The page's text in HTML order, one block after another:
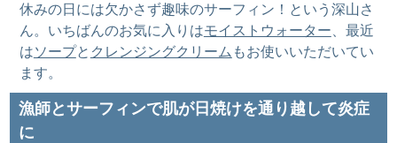
休みの日には欠かさず趣味のサーフィン！という深山さ
ん。いちばんのお気に入りはモイストウォーター 、最近
はソープと クレンジングクリーム もお使いいただいてい
ます。
漁師とサーフィンで肌が日焼けを通り越して炎症
に